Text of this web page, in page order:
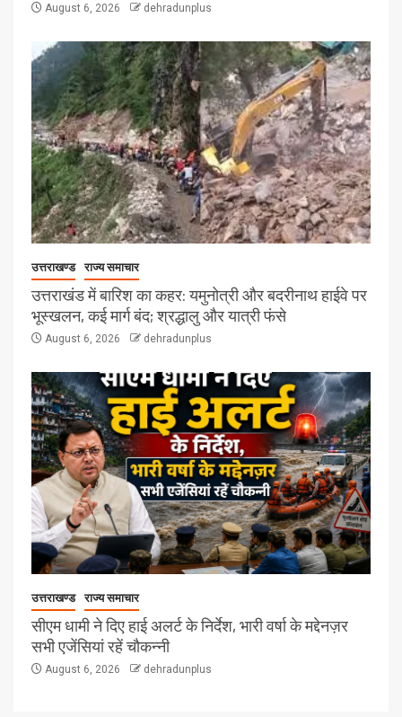
August 6, 2026 dehradunplus
उत्तराखण्ड राज्य समाचार
उत्तराखंड में बारिश का कहर: यमुनोत्री और बदरीनाथ हाईवे पर
भूस्खलन, कई मार्ग बंद; श्रद्धालु और यात्री फंसे
August 6, 2026 dehradunplus
उत्तराखण्ड राज्य समाचार
सीएम धामी ने दिए हाई अलर्ट के निर्देश, भारी वर्षा के मद्देनज़र
सभी एजेंसियां रहें चौकन्नी
August 6, 2026 dehradunplus